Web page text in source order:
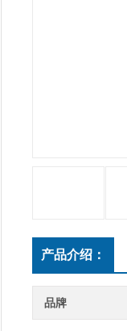
产品介绍：
品牌